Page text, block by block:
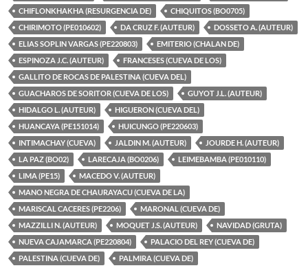
CHIFLONKHAKHA (RESURGENCIA DE)
CHIQUITOS (BO0705)
CHIRIMOTO (PE010602)
DA CRUZ F. (AUTEUR)
DOSSETO A. (AUTEUR)
ELIAS SOPLIN VARGAS (PE220803)
EMITERIO (CHALAN DE)
ESPINOZA J.C. (AUTEUR)
FRANCESES (CUEVA DE LOS)
GALLITO DE ROCAS DE PALESTINA (CUEVA DEL)
GUACHAROS DE SORITOR (CUEVA DE LOS)
GUYOT J.L. (AUTEUR)
HIDALGO L. (AUTEUR)
HIGUERON (CUEVA DEL)
HUANCAYA (PE151014)
HUICUNGO (PE220603)
INTIMACHAY (CUEVA)
JALDIN M. (AUTEUR)
JOURDE H. (AUTEUR)
LA PAZ (BO02)
LARECAJA (BO0206)
LEIMEBAMBA (PE010110)
LIMA (PE15)
MACEDO V. (AUTEUR)
MANO NEGRA DE CHAURAYACU (CUEVA DE LA)
MARISCAL CACERES (PE2206)
MARONAL (CUEVA DE)
MAZZILLI N. (AUTEUR)
MOQUET J.S. (AUTEUR)
NAVIDAD (GRUTA)
NUEVA CAJAMARCA (PE220804)
PALACIO DEL REY (CUEVA DE)
PALESTINA (CUEVA DE)
PALMIRA (CUEVA DE)